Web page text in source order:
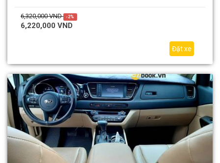
6,320,000 VND -2%
6,220,000 VND
Đặt xe